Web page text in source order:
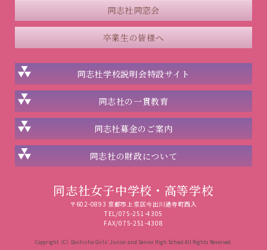
同志社同窓会
卒業生の皆様へ
同志社学校説明会特設サイト
同志社の一貫教育
同志社募金のご案内
同志社の財政について
同志社女子中学校・高等学校
〒602-0893 京都市上京区今出川通寺町西入
TEL/075-251-4305
FAX/075-251-4308
Copyright（C）Doshisha Girls’ Junior and Senior High School All Rights Reserved.